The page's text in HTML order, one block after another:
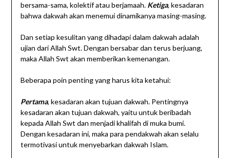
bersama-sama, kolektif atau berjamaah. Ketiga, kesadaran
bahwa dakwah akan menemui dinamikanya masing-masing.
Dan setiap kesulitan yang dihadapi dalam dakwah adalah
ujian dari Allah Swt. Dengan bersabar dan terus berjuang,
maka Allah Swt akan memberikan kemenangan.
Beberapa poin penting yang harus kita ketahui:
Pertama, kesadaran akan tujuan dakwah. Pentingnya
kesadaran akan tujuan dakwah, yaitu untuk beribadah
kepada Allah Swt dan menjadi khalifah di muka bumi.
Dengan kesadaran ini, maka para pendakwah akan selalu
termotivasi untuk menyebarkan dakwah Islam.